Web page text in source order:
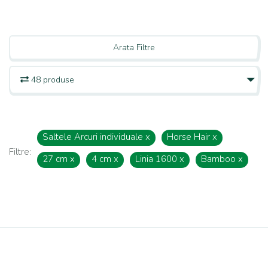
Arata Filtre
48 produse
Filtre:
Saltele Arcuri individuale x Horse Hair x
27 cm x 4 cm x Linia 1600 x Bamboo x